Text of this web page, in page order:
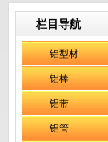
栏目导航
铝型材
铝棒
铝带
铝管